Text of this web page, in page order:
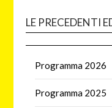
LE PRECEDENTI
Programma 2026
Programma 2025